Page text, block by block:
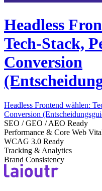
Headless
Tech-Stack,
Conversion
Headless Frontend wählen:
Conversion
SEO / GEO / AEO Ready
Performance & Core Web
WCAG 3.0 Ready
Tracking & Analytics
Brand Consistency